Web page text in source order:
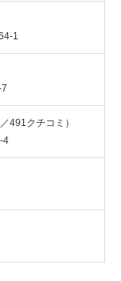
1
／491クチコミ）
4